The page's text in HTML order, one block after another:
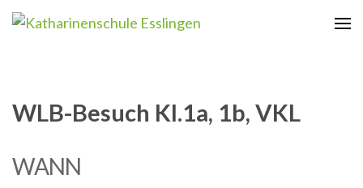
Zum
Inhalt
WLB-Besuch Kl.1a, 1b, VKL
WANN